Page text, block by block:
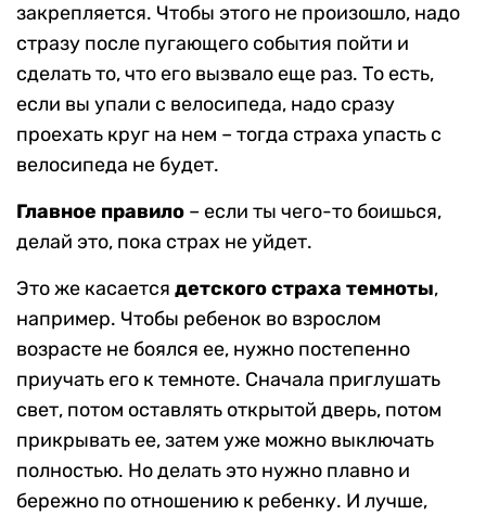
закрепляется. Чтобы этого не произошло, надо
стразу после пугающего события пойти и
сделать то, что его вызвало еще раз. То есть,
если вы упали с велосипеда, надо сразу
проехать круг на нем – тогда страха упасть с
велосипеда не будет.
Главное правило – если ты чего-то боишься,
делай это, пока страх не уйдет.
Это же касается детского страха темноты,
например. Чтобы ребенок во взрослом
возрасте не боялся ее, нужно постепенно
приучать его к темноте. Сначала приглушать
свет, потом оставлять открытой дверь, потом
прикрывать ее, затем уже можно выключать
полностью. Но делать это нужно плавно и
бережно по отношению к ребенку. И лучше,